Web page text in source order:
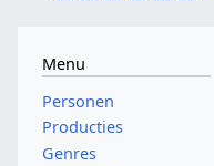
Menu
Personen
Producties
Genres